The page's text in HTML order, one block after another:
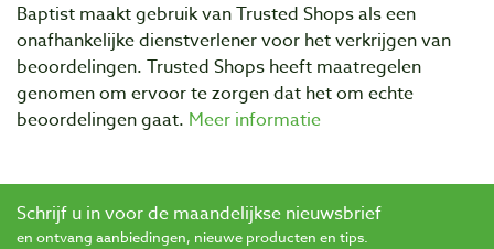
Baptist maakt gebruik van Trusted Shops als een
onafhankelijke dienstverlener voor het verkrijgen van
beoordelingen. Trusted Shops heeft maatregelen
genomen om ervoor te zorgen dat het om echte
beoordelingen gaat. Meer informatie
Schrijf u in voor de maandelijkse nieuwsbrief
en ontvang aanbiedingen, nieuwe producten en tips.